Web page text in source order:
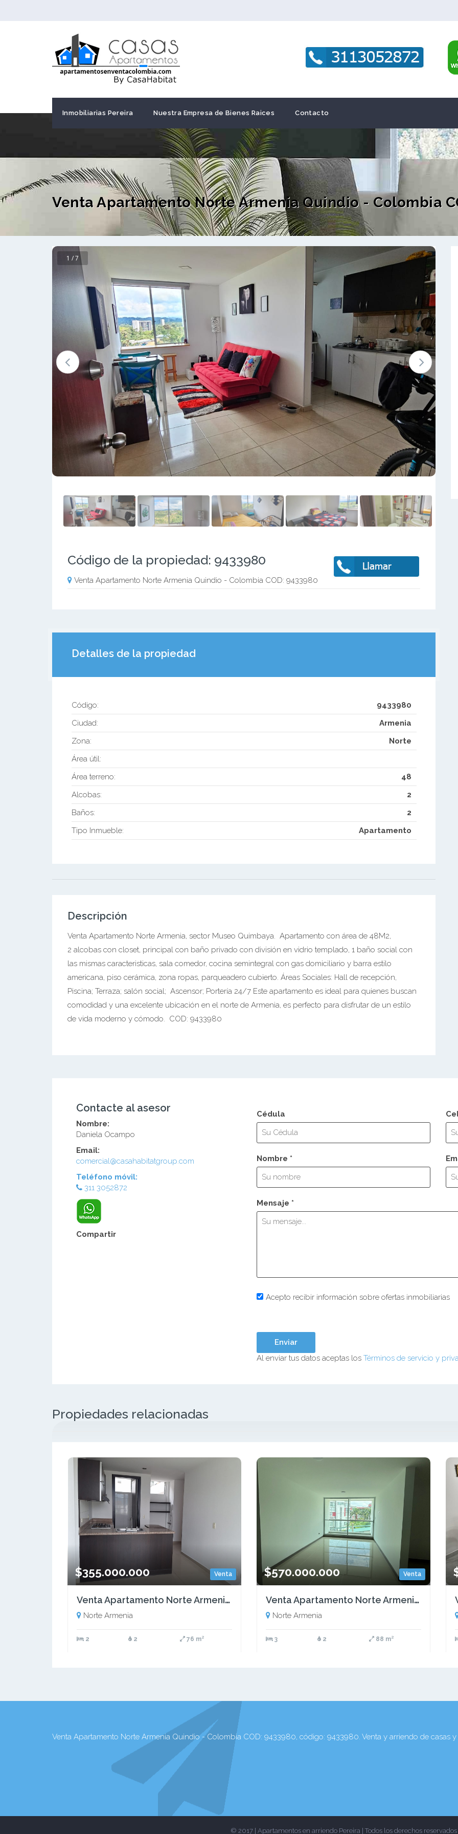
Inmobiliarias Pereira Nuestra Empresa de Bienes Raices Contacto
Venta Apartamento Norte Armenia Quindio - Colombia
1 / 7
Código de la propiedad: 9433980
Venta Apartamento Norte Armenia Quindio - Colombia COD: 9433980
Detalles de la propiedad
Código:
9433980
Ciudad:
Armenia
Zona:
Norte
Área útil:
Área terreno:
48
Alcobas:
2
Baños:
2
Tipo Inmueble:
Apartamento
Descripción
Venta Apartamento Norte Armenia, sector Museo Quimbaya. Apartamento con área de 48M2,
2 alcobas con closet, principal con baño privado con división en vidrio templado, 1 baño social con
las mismas caracteristicas, sala comedor, cocina semintegral con gas domiciliario y barra estilo
americana, piso cerámica, zona ropas, parqueadero cubierto. Áreas Sociales: Hall de recepción,
Piscina; Terraza; salón social; Ascensor; Portería 24/7 Este apartamento es ideal para quienes buscan
comodidad y una excelente ubicación en el norte de Armenia, es perfecto para disfrutar de un estilo
de vida moderno y cómodo. COD: 9433980
Contacte al asesor
Nombre:
Daniela Ocampo
Email:
comercial@casahabitatgroup.com
Teléfono móvil:
311 3052872
Compartir
Cédula
Nombre *
Mensaje *
Acepto recibir información sobre ofertas inmobiliarias
Al enviar tus datos aceptas los Términos de servicio y
Propiedades relacionadas
Venta
$355.000.000
Venta Apartamento Norte Armenia Quindío Colombia COD: 9043703
Norte Armenia
2 2 76 m²
Venta
$570.000.000
Venta Apartamento Norte Armenia Quindio (COL) COD: 7897963
Norte Armenia
3 2 88 m²
Venta Apartamento Norte Armenia Quindio - Colombia COD: 9433980, código: 9433980. Venta y arriendo de casas
© 2017 | Apartamentos en arriendo Pereira | Todos los derechos reservados